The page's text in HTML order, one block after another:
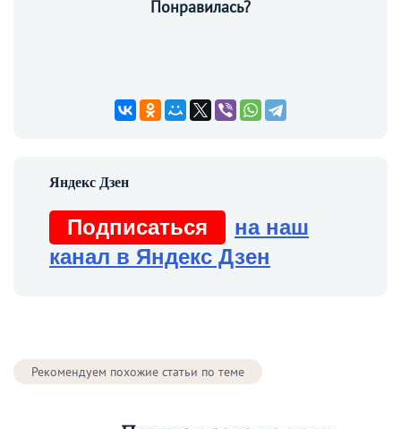
Понравилась?
Подписаться
на наш
канал в Яндекс Дзен
Рекомендуем похожие статьи по теме